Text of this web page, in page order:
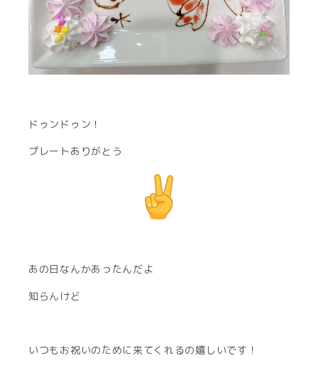
ドゥンドゥン！
プレートありがとう
あの日なんかあったんだよ
知らんけど
いつもお祝いのために来てくれるの嬉しいです！